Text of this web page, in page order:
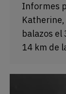
Informes
balazos el
14 km de